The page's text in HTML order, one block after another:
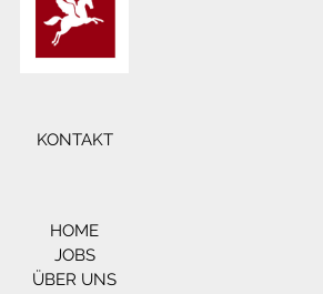
KONTAKT
HOME
JOBS
ÜBER UNS